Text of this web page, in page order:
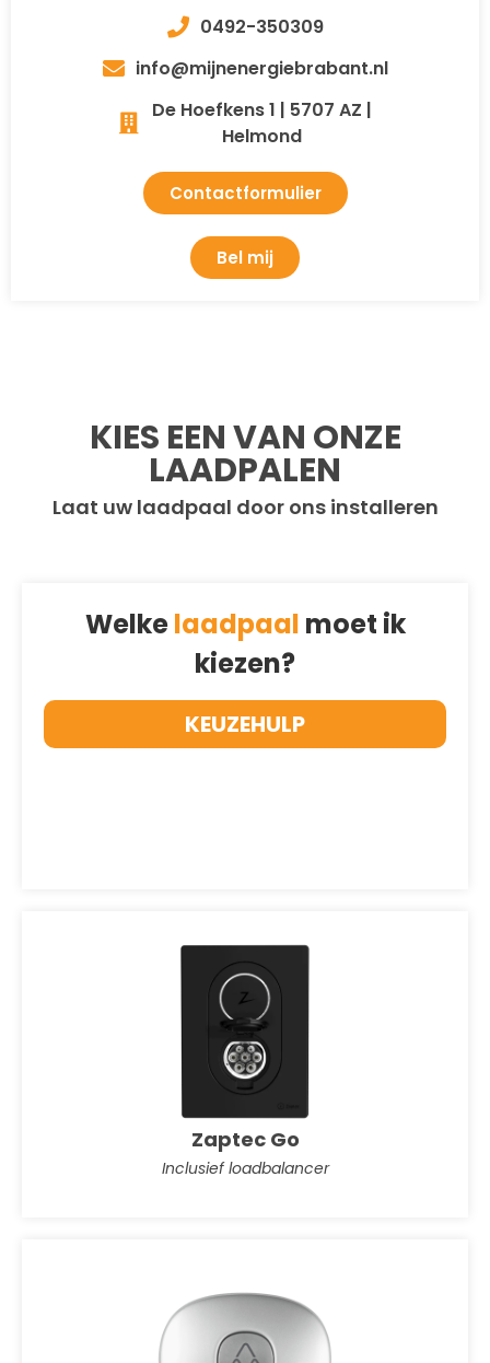
0492-350309
info@mijnenergiebrabant.nl
De Hoefkens 1 | 5707 AZ |
Helmond
Contactformulier
Bel mij
KIES EEN VAN ONZE
LAADPALEN
Laat uw laadpaal door ons installeren
Welkelaadpaal moet ik
kiezen?
KEUZEHULP
Zaptec Go
Inclusief loadbalancer